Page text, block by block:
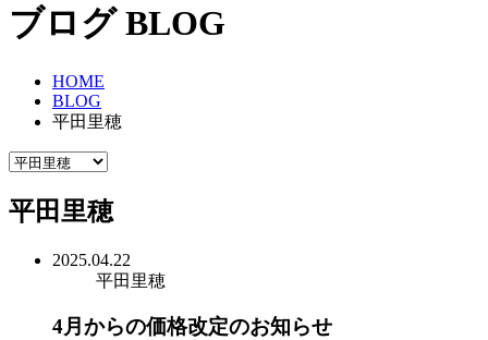
ブログ BLOG
HOME
BLOG
平田里穂
平田里穂
2025.04.22
平田里穂
4月からの価格改定のお知らせ